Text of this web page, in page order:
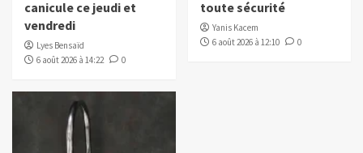
canicule ce jeudi et
vendredi
Lyes Bensaïd
6 août 2026 à 14:22
0
toute sécurité
Yanis Kacem
6 août 2026 à 12:10
0